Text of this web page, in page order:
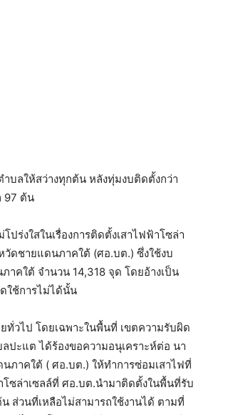
บลให้สว่างทุกต้น หลังทุ่มงบติดตั้งกว่า
97 ต้น
ร่งใสในเรื่องการติดตั้งเสาไฟฟ้าโซล่า
วัดชายแดนภาคใต้ (ศอ.บต.) ซึ่งใช้งบ
คใต้ จำนวน 14,318 จุด โดยอ้างเป็น
ใช้การไม่ได้นั้น
วไป โดยเฉพาะในพื้นที่ เขตความรับผิด
ปะแต ได้ร้องขอความอนุเคราะห์ต่อ นา
ภาคใต้ ( ศอ.บต.) ให้ทำการซ่อมเสาไฟที่
ซล่าเซลล์ที่ ศอ.บต.นำมาติดตั้งในพื้นที่รับ
ส่วนที่เหลือไม่สามารถใช้งานได้ ตามที่